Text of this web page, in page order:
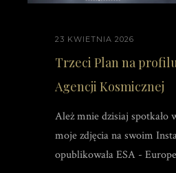
23 KWIETNIA 2026
Trzeci Plan na
Agencji Kosmicznej
Ależ mnie dzisiaj spotkało
moje zdjęcia na swoim
opublikowała ESA -